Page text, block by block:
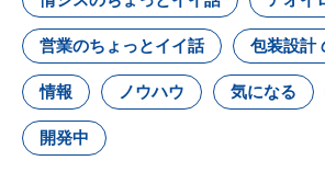
営業のちょっとイイ話 包装設計
情報 ノウハウ 気になる
開発中